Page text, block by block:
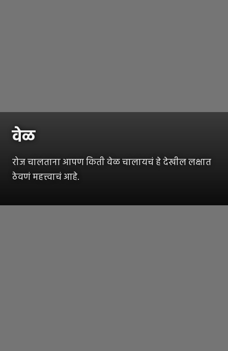
वेळ
रोज चालताना आपण किती वेळ चालायचं हे देखील लक्षात
ठेवणं महत्त्वाचं आहे.